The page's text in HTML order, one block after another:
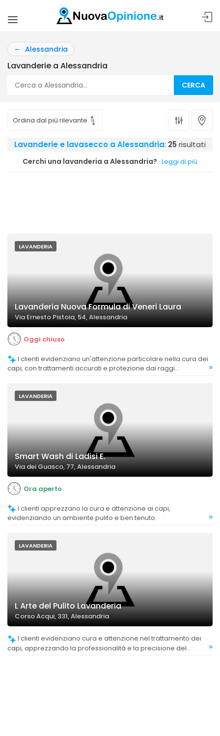
Alessandria
Lavanderie a Alessandria
CERCA
Lavanderie e lavasecco a Alessandria: 25 risultati
Cerchi una lavanderia a Alessandria? Leggi di più
LAVANDERIA
Lavanderia Nuova Formula di Veneri Laura
Via Ernesto Pistoia, 54, Alessandria
Oggi chiuso
capi, con trattamenti accurati e protezione dai raggi
»
LAVANDERIA
Smart Wash di Ladisi E.
Via dei Guasco, 77, Alessandria
Ora aperto
evidenziando un ambiente pulito e ben tenuto.
»
LAVANDERIA
L Arte del Pulito Lavanderia
Corso Acqui, 331, Alessandria
capi, apprezzando la professionalità e la precisione del
»